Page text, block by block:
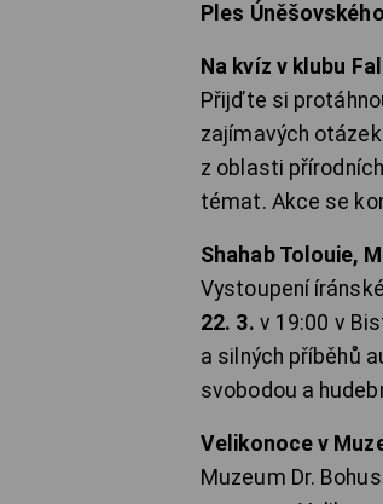
Ples
Na kvíz v klubu
Přijďte si
zajímavých
z oblasti
témat. Akce se
Shahab Tolouie,
Vystoupení
22. 3. v 19:00 v
a silných příběhů
svobodou a
Velikonoce v
Muzeum Dr.